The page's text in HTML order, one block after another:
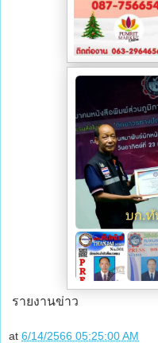
รายงานข่าว
at 6/14/2566 05:25:00 AM